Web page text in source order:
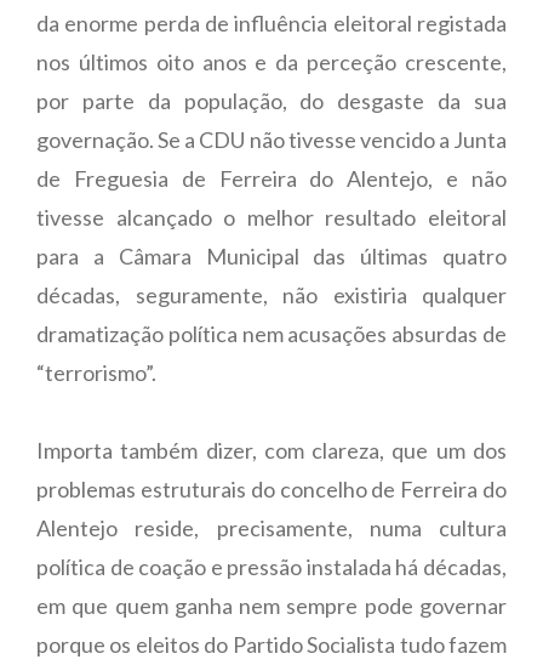
da enorme perda de influência eleitoral registada
nos últimos oito anos e da perceção crescente,
por parte da população, do desgaste da sua
governação. Se a CDU não tivesse vencido a Junta
de Freguesia de Ferreira do Alentejo, e não
tivesse alcançado o melhor resultado eleitoral
para a Câmara Municipal das últimas quatro
décadas, seguramente, não existiria qualquer
dramatização política nem acusações absurdas de
“terrorismo”.
Importa também dizer, com clareza, que um dos
problemas estruturais do concelho de Ferreira do
Alentejo reside, precisamente, numa cultura
política de coação e pressão instalada há décadas,
em que quem ganha nem sempre pode governar
porque os eleitos do Partido Socialista tudo fazem